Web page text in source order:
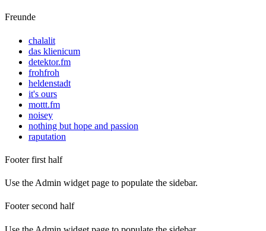
Freunde
chalalit
das klienicum
detektor.fm
frohfroh
heldenstadt
it's ours
mottt.fm
noisey
nothing but hope and passion
raputation
Footer first half
Use the Admin widget page to populate the sidebar.
Footer second half